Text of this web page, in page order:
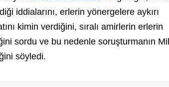
iddialarını, erlerin yönergelere aykırı
kimin verdiğini, sıralı amirlerin erlerin
sordu ve bu nedenle soruşturmanın
söyledi.